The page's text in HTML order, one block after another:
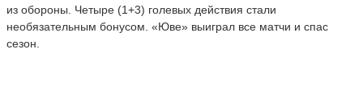
из обороны. Четыре (1+3) голевых действия стали
необязательным бонусом. «Юве» выиграл все матчи и спас
сезон.